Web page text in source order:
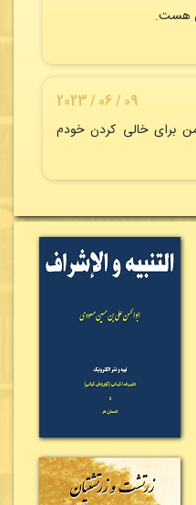
هست.
09 / 06 / 2023
برای خالی کردن خودم